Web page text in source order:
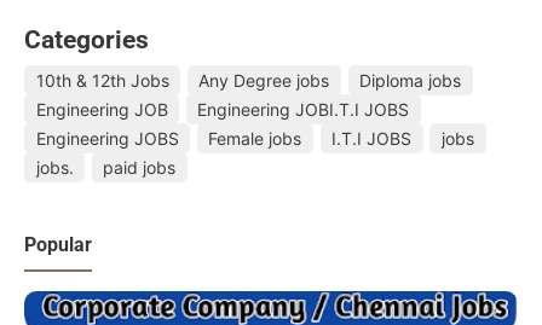
Categories
10th & 12th Jobs Any Degree jobs
Diploma jobs
Engineering JOB
Engineering JOBI.T.I JOBS
Engineering JOBS
Female jobs I.T.I JOBS
jobs
jobs.
paid jobs
Popular